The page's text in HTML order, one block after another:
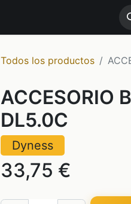
Todos los productos
ACCESORIO
DL5.0C
Dyness
33,75 €